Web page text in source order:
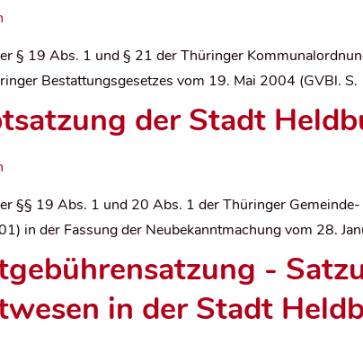
§ 19 Abs. 1 und § 21 der Thüringer
Bestattungsgesetzes vom 19. Mai 2004 (GVBl. S.
der Stadt
§§ 19 Abs. 1 und 20 Abs. 1 der Thüringer
in der Fassung der Neubekanntmachung vom 28.
-
in der Stadt